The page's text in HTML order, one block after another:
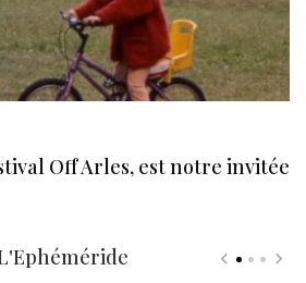
Off Arles, est notre invitée